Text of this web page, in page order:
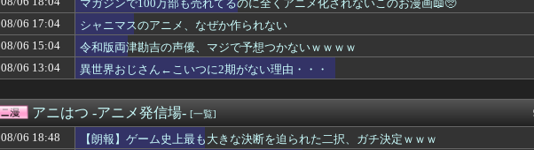
【ガンプラ】安くなってるけど…安くはないな
【画像】アトリエファン「アトリエはエロいゲームじゃない！ライザを性的な目で見て...
クラピカ、エンペラータイムを長時間やりすぎて寿命が残り少ない
【ガンダム】アッザムのいいところで30レスくらいを目指す
オタク系コンテンツの主人公「ヒロインか全人類かの二択…ボクはヒロインを選ぶっ！...
異
【朗報】ガンダム鉄血のオルフェンズ「泥臭いです、主人公が悩まず撃ちます」←これ...
【ムホ報】不知火舞さん、調整で横乳がめっちゃ見えるようになるｗｗｗ
ア
【悲報】大学生の頃に出会った小学生と大人になってから再会し結婚した男、大炎上ｗ...
マガジンで100万部も売れてるのに全くアニメ化されないこのお漫画📖🥺
08/06 17:04
シャニマスのアニメ、なぜか作られない
08/06 15:04
令和版両津勘吉の声優、マジで予想つかないｗｗｗｗ
08/06 13:04
異世界おじさん←こいつに2期がない理由・・・
アニはつ -アニメ発信場- [一覧]
08/06 18:48
【朗報】ゲーム史上最も大きな決断を迫られた二択、ガチ決定ｗｗｗ